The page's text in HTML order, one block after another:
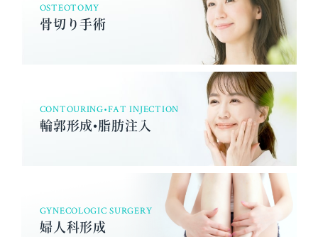
OSTEOTOMY
骨切り手術
CONTOURING•FAT INJECTION
輪郭形成•脂肪注入
GYNECOLOGIC SURGERY
婦人科形成